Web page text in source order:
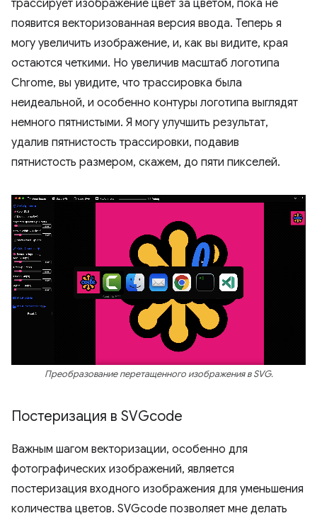
трассирует изображение цвет за цветом, пока не
появится векторизованная версия ввода. Теперь я
могу увеличить изображение, и, как вы видите, края
остаются четкими. Но увеличив масштаб логотипа
Chrome, вы увидите, что трассировка была
неидеальной, и особенно контуры логотипа выглядят
немного пятнистыми. Я могу улучшить результат,
удалив пятнистость трассировки, подавив
пятнистость размером, скажем, до пяти пикселей.
Преобразование перетащенного изображения в SVG.
Постеризация в SVGcode
Важным шагом векторизации, особенно для
фотографических изображений, является
постеризация входного изображения для уменьшения
количества цветов. SVGcode позволяет мне делать